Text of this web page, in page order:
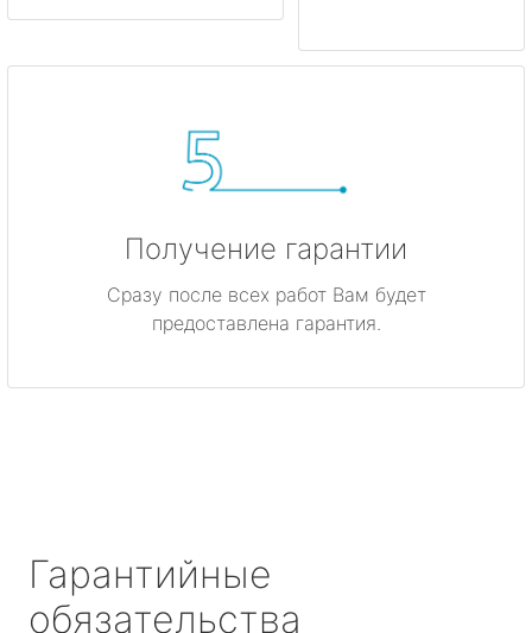
Получение гарантии
Сразу после всех работ Вам будет
предоставлена гарантия.
Гарантийные
обязательства